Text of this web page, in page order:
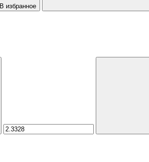
В избранное